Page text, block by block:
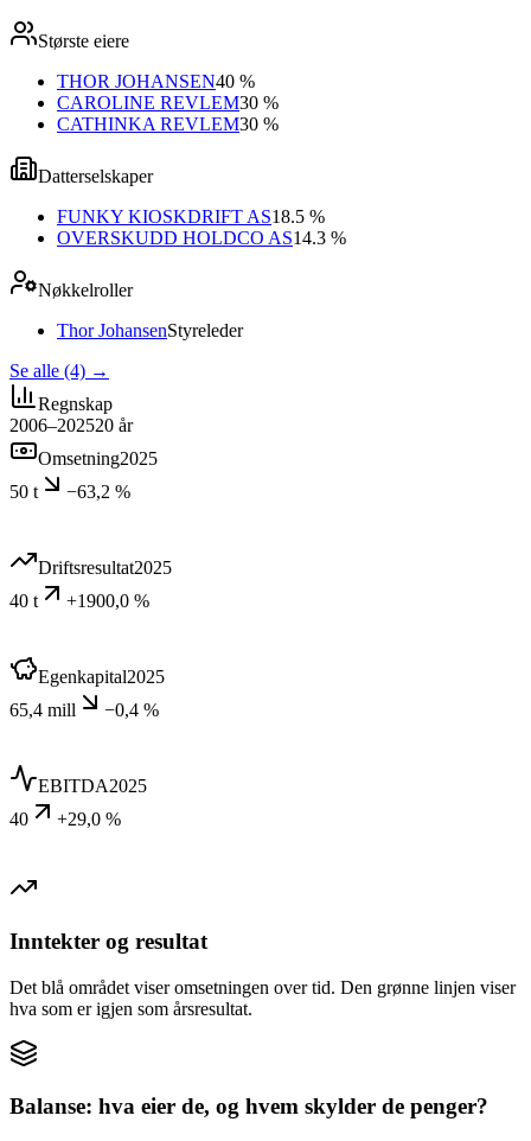
Største eiere
THOR JOHANSEN40 %
CAROLINE REVLEM30 %
CATHINKA REVLEM30 %
Datterselskaper
FUNKY KIOSKDRIFT AS18.5 %
OVERSKUDD HOLDCO AS14.3 %
Nøkkelroller
Thor JohansenStyreleder
Se alle (4) →
Regnskap
2006–202520 år
Omsetning2025
50 t
−63,2 %
Driftsresultat2025
40 t
+1900,0 %
Egenkapital2025
65,4 mill
−0,4 %
EBITDA2025
40
+29,0 %
Inntekter og resultat
Det blå området viser omsetningen over tid. Den grønne linjen viser
hva som er igjen som årsresultat.
Balanse: hva eier de, og hvem skylder de penger?